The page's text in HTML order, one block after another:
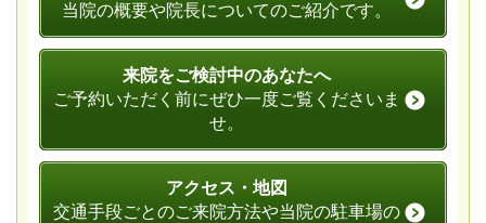
当院の概要や院長についてのご紹介です。
来院をご検討中のあなたへ
ご予約いただく前にぜひ一度ご覧くださいま
せ。
アクセス・地図
交通手段ごとのご来院方法や当院の駐車場の